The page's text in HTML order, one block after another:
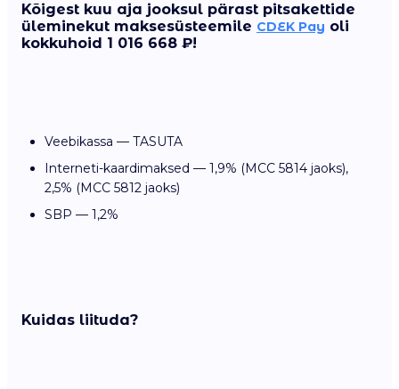
Kõigest kuu aja jooksul pärast pitsakettide
üleminekut maksesüsteemile CDEK Pay oli
kokkuhoid 1 016 668 ₽!
Veebikassa — TASUTA
Interneti-kaardimaksed — 1,9% (MCC 5814 jaoks),
2,5% (MCC 5812 jaoks)
SBP — 1,2%
Kuidas liituda?